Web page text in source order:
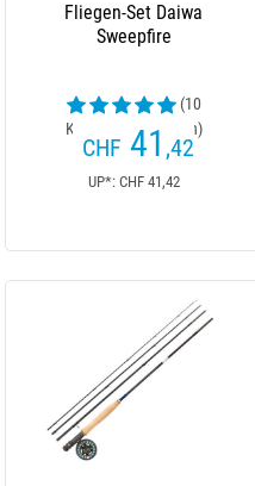
Fliegen-Set Daiwa
Sweepfire
(10
Kundenrezensionen)
CHF 41 ,42
UP*: CHF 41,42